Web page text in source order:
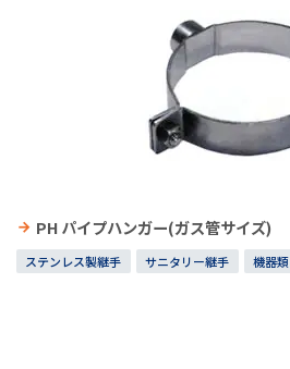
PH パイプハンガー(ガス管サイズ)
ステンレス製継手 サニタリー継手 機器類